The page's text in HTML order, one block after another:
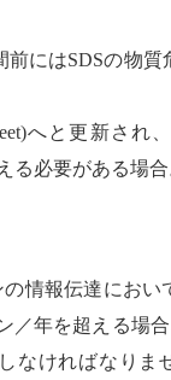
前にはSDSの物質
へと更新され
る必要がある場合
情報伝達におい
／年を超える場
なければなりま